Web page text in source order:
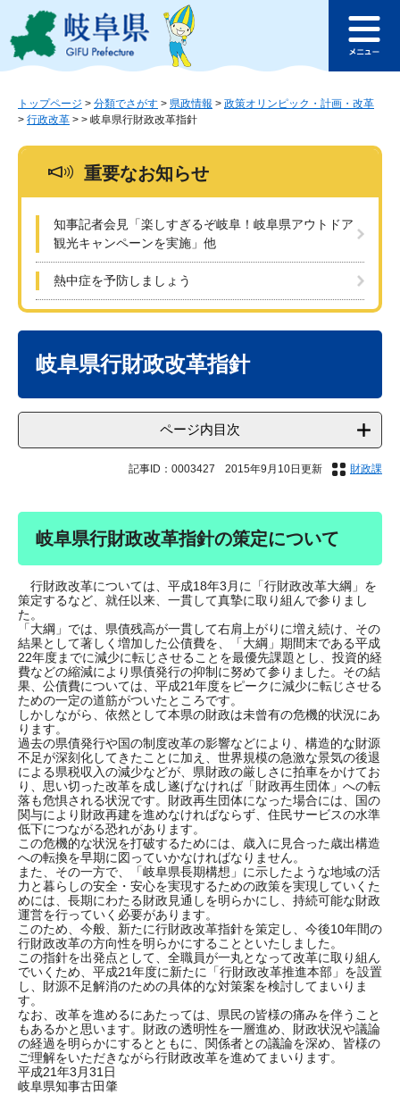
ジ
ュ
このページの本文へ
ュ
トップページ > 分類でさがす > 県政情報 > 政策オリンピック・計画・改革
> 行政改革 > > 岐阜県行財政改革指針
重要なお知らせ
知事記者会見「楽しすぎるぞ岐阜！岐阜県アウトドア
観光キャンペーンを実施」他
熱中症を予防しましょう
岐阜県行財政改革指針
ページ内目次
記事ID：0003427 2015年9月10日更新 財政課
岐阜県行財政改革指針の策定について
行財政改革については、平成18年3月に「行財政改革大綱」を
策定するなど、就任以来、一貫して真摯に取り組んで参りまし
た。
「大綱」では、県債残高が一貫して右肩上がりに増え続け、その
結果として著しく増加した公債費を、「大綱」期間末である平成
22年度までに減少に転じさせることを最優先課題とし、投資的経
費などの縮減により県債発行の抑制に努めて参りました。その結
果、公債費については、平成21年度をピークに減少に転じさせる
ための一定の道筋がついたところです。
しかしながら、依然として本県の財政は未曾有の危機的状況にあ
ります。
過去の県債発行や国の制度改革の影響などにより、構造的な財源
不足が深刻化してきたことに加え、世界規模の急激な景気の後退
による県税収入の減少などが、県財政の厳しさに拍車をかけてお
り、思い切った改革を成し遂げなければ「財政再生団体」への転
落も危惧される状況です。財政再生団体になった場合には、国の
関与により財政再建を進めなければならず、住民サービスの水準
低下につながる恐れがあります。
この危機的な状況を打破するためには、歳入に見合った歳出構造
への転換を早期に図っていかなければなりません。
また、その一方で、「岐阜県長期構想」に示したような地域の活
力と暮らしの安全・安心を実現するための政策を実現していくた
めには、長期にわたる財政見通しを明らかにし、持続可能な財政
運営を行っていく必要があります。
このため、今般、新たに行財政改革指針を策定し、今後10年間の
行財政改革の方向性を明らかにすることといたしました。
この指針を出発点として、全職員が一丸となって改革に取り組ん
でいくため、平成21年度に新たに「行財政改革推進本部」を設置
し、財源不足解消のための具体的な対策案を検討してまいりま
す。
なお、改革を進めるにあたっては、県民の皆様の痛みを伴うこと
もあるかと思います。財政の透明性を一層進め、財政状況や議論
の経過を明らかにするとともに、関係者との議論を深め、皆様の
ご理解をいただきながら行財政改革を進めてまいります。
平成21年3月31日
岐阜県知事古田肇